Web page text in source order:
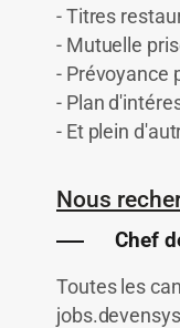
- Titres
- Mutuelle
- Prévoyance
- Plan
- Et plein
Nous
Chef
Toutes les